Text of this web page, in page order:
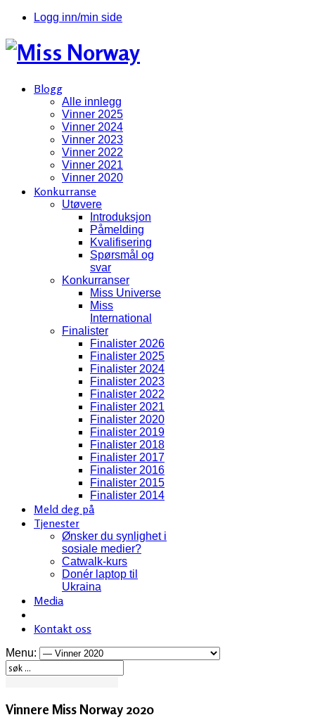
Logg inn/min side
Blogg
Alle innlegg
Vinner 2025
Vinner 2024
Vinner 2023
Vinner 2022
Vinner 2021
Vinner 2020
Konkurranse
Utøvere
Introduksjon
Påmelding
Kvalifisering
Spørsmål og
svar
Konkurranser
Miss Universe
Miss
International
Finalister
Finalister 2026
Finalister 2025
Finalister 2024
Finalister 2023
Finalister 2022
Finalister 2021
Finalister 2020
Finalister 2019
Finalister 2018
Finalister 2017
Finalister 2016
Finalister 2015
Finalister 2014
Meld deg på
Tjenester
Ønsker du synlighet i
sosiale medier?
Catwalk-kurs
Donér laptop til
Ukraina
Media
Kontakt oss
Menu:
Vinnere Miss Norway 2020